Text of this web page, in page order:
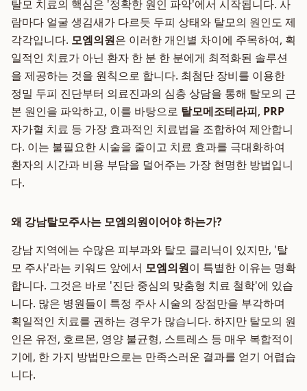
탈모 치료의 핵심은 '정확한 원인 파악'에서 시작됩니다. 사
람마다 얼굴 생김새가 다르듯 두피 상태와 탈모의 원인도 제
각각입니다. 모엠의원은 이러한 개인별 차이에 주목하여, 획
일적인 치료가 아닌 환자 한 분 한 분에게 최적화된 솔루션
을 제공하는 것을 원칙으로 합니다. 최첨단 장비를 이용한
정밀 두피 진단부터 의료진과의 심층 상담을 통해 탈모의 근
본 원인을 파악하고, 이를 바탕으로 탈모메조테라피, PRP
자가혈 치료 등 가장 효과적인 치료법을 조합하여 제안합니
다. 이는 불필요한 시술을 줄이고 치료 효과를 극대화하여
환자의 시간과 비용 부담을 덜어주는 가장 현명한 방법입니
다.
왜 강남탈모주사는 모엠의원이어야 하는가?
강남 지역에는 수많은 피부과와 탈모 클리닉이 있지만, '탈
모 주사'라는 키워드 앞에서 모엠의원이 특별한 이유는 명확
합니다. 그것은 바로 '진단 중심의 맞춤형 치료 철학'에 있습
니다. 많은 병원들이 특정 주사 시술의 장점만을 부각하며
획일적인 치료를 권하는 경우가 많습니다. 하지만 탈모의 원
인은 유전, 호르몬, 영양 불균형, 스트레스 등 매우 복합적이
기에, 한 가지 방법만으로는 만족스러운 결과를 얻기 어렵습
니다.